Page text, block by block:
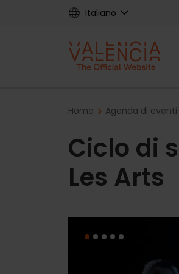
Italiano
Home Agenda di eventi
Ciclo di
Les Arts